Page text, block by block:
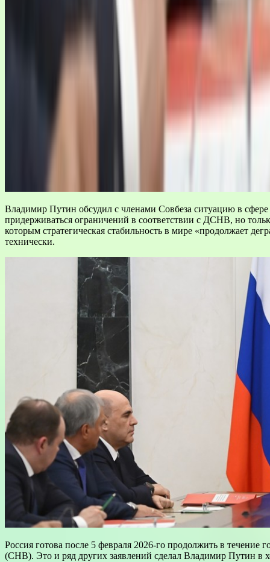
Владимир Путин обсудил с членами Совбеза ситуацию в
придерживаться ограничений в соответствии с ДСНВ, но
которым стратегическая стабильность в мире «продолжает
технически.
Россия готова после 5 февраля 2026-го продолжить в течение
(СНВ). Это и ряд других заявлений сделал Владимир Путин в